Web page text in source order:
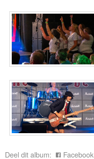
Deel dit album: Facebook